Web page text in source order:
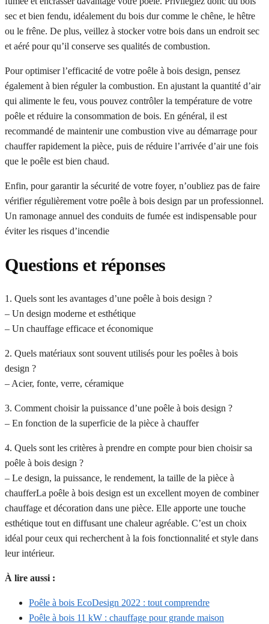
sec et bien fendu, idéalement du bois dur comme le chêne, le hêtre
ou le frêne. De plus, veillez à stocker votre bois dans un endroit sec
et aéré pour qu’il conserve ses qualités de combustion.
Pour optimiser l’efficacité de votre poêle à bois design, pensez
également à bien réguler la combustion. En ajustant la quantité d’air
qui alimente le feu, vous pouvez contrôler la température de votre
poêle et réduire la consommation de bois. En général, il est
recommandé de maintenir une combustion vive au démarrage pour
chauffer rapidement la pièce, puis de réduire l’arrivée d’air une fois
que le poêle est bien chaud.
Enfin, pour garantir la sécurité de votre foyer, n’oubliez pas de faire
vérifier régulièrement votre poêle à bois design par un professionnel.
Un ramonage annuel des conduits de fumée est indispensable pour
éviter les risques d’incendie
Questions et réponses
1. Quels sont les avantages d’une poêle à bois design ?
– Un design moderne et esthétique
– Un chauffage efficace et économique
2. Quels matériaux sont souvent utilisés pour les poêles à bois
design ?
– Acier, fonte, verre, céramique
3. Comment choisir la puissance d’une poêle à bois design ?
– En fonction de la superficie de la pièce à chauffer
4. Quels sont les critères à prendre en compte pour bien choisir sa
poêle à bois design ?
– Le design, la puissance, le rendement, la taille de la pièce à
chaufferLa poêle à bois design est un excellent moyen de combiner
chauffage et décoration dans une pièce. Elle apporte une touche
esthétique tout en diffusant une chaleur agréable. C’est un choix
idéal pour ceux qui recherchent à la fois fonctionnalité et style dans
leur intérieur.
À lire aussi :
Poêle à bois EcoDesign 2022 : tout comprendre
Poêle à bois 11 kW : chauffage pour grande maison